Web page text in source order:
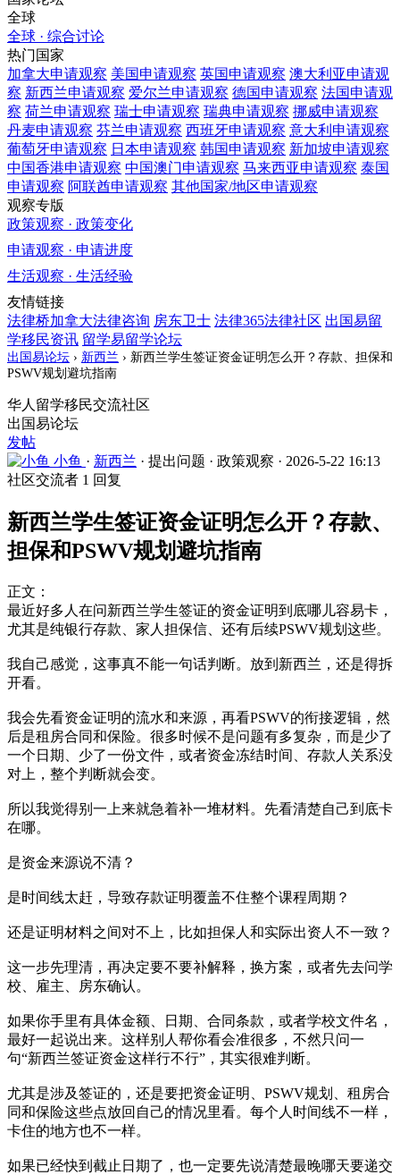
全球
全球 · 综合讨论
热门国家
加拿大申请观察 美国申请观察 英国申请观察 澳大利亚申请观
察 新西兰申请观察 爱尔兰申请观察 德国申请观察 法国申请观
察 荷兰申请观察 瑞士申请观察 瑞典申请观察 挪威申请观察
丹麦申请观察 芬兰申请观察 西班牙申请观察 意大利 申请观察
葡萄牙申请观察 日本申请观察 韩国申请观察 新加坡申请观察
中国香港申请观察 中国澳门申请观察 马来西亚申请观察 泰国
申请观察 阿联酋申请观察 其他国家/地区申请观察
观察专版
政策观察 · 政策变化
申请观察 · 申请进度
生活观察 · 生活经验
友情链接
法律桥加拿大法律咨询 房东卫士 法律365法律社区 出国易留
学移民资讯 留学易留学论坛
出国易论坛 › 新西兰 › 新西兰学生签证资金证明怎么开？存款、担保和
PSWV规划避坑指南
华人留学移民交流社区
出国易论坛
发帖
小鱼 · 新西兰 · 提出问题 · 政策观察 · 2026-5-22 16:13
社区交流者 1 回复
新西兰学生签证资金证明怎么开？存款、
担保和PSWV规划避坑指南
正文：
最近好多人在问新西兰学生签证的资金证明到底哪儿容易卡，
尤其是纯银行存款、家人担保信、还有后续PSWV规划这些。
我自己感觉，这事真不能一句话判断。放到新西兰，还是得拆
开看。
我会先看资金证明的流水和来源，再看PSWV的衔接逻辑，然
后是租房合同和保险。很多时候不是问题有多复杂，而是少了
一个日期、少了一份文件，或者资金冻结时间、存款人关系没
对上，整个判断就会变。
所以我觉得别一上来就急着补一堆材料。先看清楚自己到底卡
在哪。
是资金来源说不清？
是时间线太赶，导致存款证明覆盖不住整个课程周期？
还是证明材料之间对不上，比如担保人和实际出资人不一致？
这一步先理清，再决定要不要补解释，换方案，或者先去问学
校、雇主、房东确认。
如果你手里有具体金额、日期、合同条款，或者学校文件名，
最好一起说出来。这样别人帮你看会准很多，不然只问一
句“新西兰签证资金这样行不行”，其实很难判断。
尤其是涉及签证的，还是要把资金证明、PSWV规划、租房合
同和保险这些点放回自己的情况里看。每个人时间线不一样，
卡住的地方也不一样。
如果已经快到截止日期了，也一定要先说清楚最晚哪天要递交